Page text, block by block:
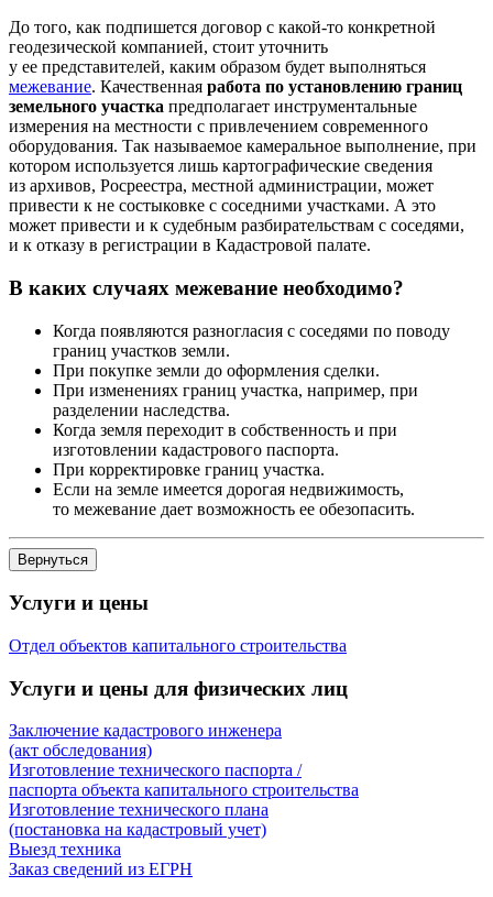
До того, как подпишется договор с какой-то конкретной
геодезической компанией, стоит уточнить
у ее представителей, каким образом будет выполняться
межевание. Качественная работа по установлению границ
земельного участка предполагает инструментальные
измерения на местности с привлечением современного
оборудования. Так называемое камеральное выполнение, при
котором используется лишь картографические сведения
из архивов, Росреестра, местной администрации, может
привести к не состыковке с соседними участками. А это
может привести и к судебным разбирательствам с соседями,
и к отказу в регистрации в Кадастровой палате.
В каких случаях межевание необходимо?
Когда появляются разногласия с соседями по поводу
границ участков земли.
При покупке земли до оформления сделки.
При изменениях границ участка, например, при
разделении наследства.
Когда земля переходит в собственность и при
изготовлении кадастрового паспорта.
При корректировке границ участка.
Если на земле имеется дорогая недвижимость,
то межевание дает возможность ее обезопасить.
Услуги и цены
Отдел объектов капитального строительства
Услуги и цены для физических лиц
Заключение кадастрового инженера
(акт обследования)
Изготовление технического паспорта /
паспорта объекта капитального строительства
Изготовление технического плана
(постановка на кадастровый учет)
Выезд техника
Заказ сведений из ЕГРН